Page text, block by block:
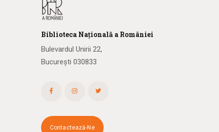
Biblioteca Națională a României
Bulevardul Unirii 22,
București 030833
Contactează-Ne